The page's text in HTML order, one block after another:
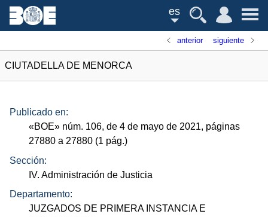
es
anterior siguiente
CIUTADELLA DE MENORCA
Publicado en:
«BOE» núm. 106, de 4 de mayo de 2021, páginas
27880 a 27880 (1 pág.)
Sección:
IV. Administración de Justicia
Departamento:
JUZGADOS DE PRIMERA INSTANCIA E